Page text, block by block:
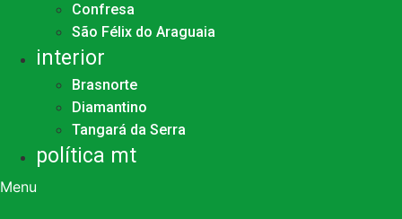
Confresa
São Félix do Araguaia
interior
Brasnorte
Diamantino
Tangará da Serra
política mt
Menu